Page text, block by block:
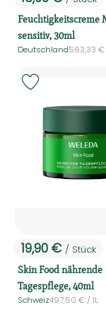
, Preis:
Feuchtigkeitscreme
sensitiv, 30ml
, Herkunft:
Deutschland,563,33 €
, Preis:
19,90 € / Stück
Skin Food nährende
Tagespflege, 40ml
, Herkunft:
Schweiz, Referenzpreis:
497,50 € / 1L
Produkt zu